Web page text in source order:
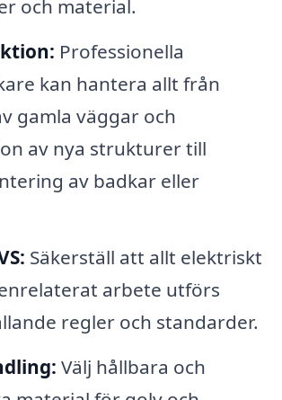
och material.
Professionella
kan hantera allt från
gamla väggar och
av nya strukturer till
av badkar eller
Säkerställ att allt elektriskt
arbete utförs
regler och standarder.
Välj hållbara och